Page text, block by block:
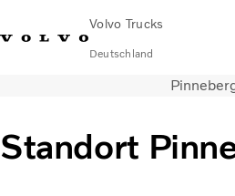
Volvo Trucks
Deutschland
Einloggen Lkw-
Lkw
Standort